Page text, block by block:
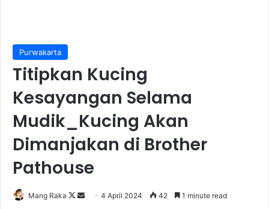
Purwakarta
Titipkan Kucing
Kesayangan Selama
Mudik_Kucing Akan
Dimanjakan di Brother
Pathouse
Mang Raka
Follow
Send4 April 2024 42 1 minute read